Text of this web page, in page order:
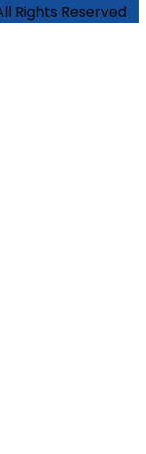
Rights Reserved